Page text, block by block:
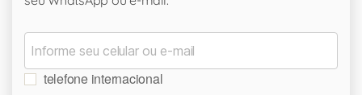
telefone internacional